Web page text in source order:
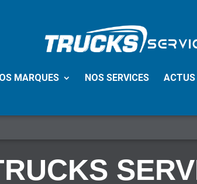
MARQUES NOS SERVICES ACTUS